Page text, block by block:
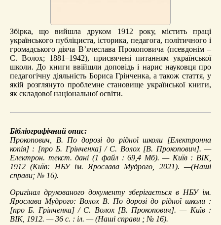
Збірка, що вийшла друком 1912 року, містить праці
українського публіциста, історика, педагога, політичного і
громадського діяча В’ячеслава Прокоповича (псевдонім –
С. Волох; 1881–1942), присвячені питанням української
школи. До книги ввійшли доповідь і нарис науковця про
педагогічну діяльність Бориса Грінченка, а також стаття, у
якій розглянуто проблемне становище української книги,
як складової національної освіти.
Бібліографічний опис:
Прокопович, В. По дорозі до рідної школи [Електронна
копія] : [про Б. Грінченка] / С. Волох [В. Прокопович]. —
Електрон. текст. дані (1 файл : 69,4 Мб). — Київ : ВІК,
1912 (Київ: НБУ ім. Ярослава Мудрого, 2021). —(Наші
справи; № 16).
Оригінал друкованого документу зберігається в НБУ ім.
Ярослава Мудрого: Волох В. По дорозі до рідної школи :
[про Б. Грінченка] / С. Волох [В. Прокопович]. — Київ :
ВІК, 1912. — 36 с. : іл. — (Наші справи ; № 16).